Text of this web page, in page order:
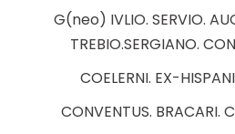
G(neo) IVLIO. SERVIO.
TREBIO.SERGIANO.
COELERNI. EX-
CONVENTUS. BRACARI.